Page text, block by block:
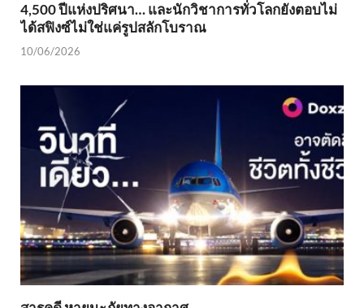
4,500 ปีแห่งปริศนา… และนักวิชาการทั่วโลกยังตอบไม่
ได้สฟิงซ์ไม่ใช่แค่รูปสลักโบราณ
10/06/2026